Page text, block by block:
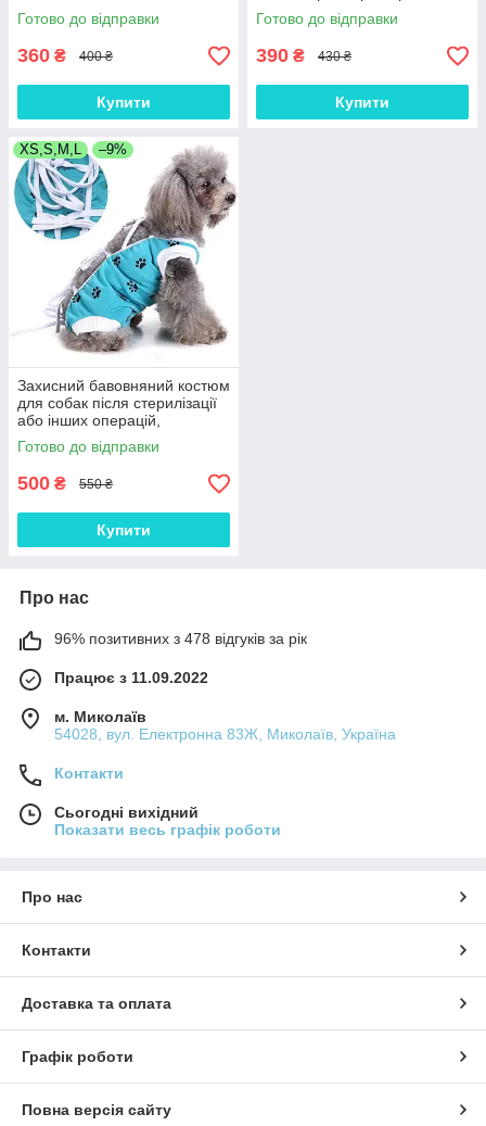
Готово до відправки
360 ₴ 400 ₴
Купити
Готово до відправки
390 ₴ 430 ₴
Купити
XS,S,M,L –9%
Захисний бавовняний костюм
для собак після стерилізації
або інших операцій,
блакитний, розмір XS
Готово до відправки
500 ₴ 550 ₴
Купити
Про нас
96% позитивних з 478 відгуків за рік
Працює з 11.09.2022
м. Миколаїв
54028, вул. Електронна 83Ж, Миколаїв, Україна
Контакти
Сьогодні вихідний
Показати весь графік роботи
Про нас
Контакти
Доставка та оплата
Графік роботи
Повна версія сайту